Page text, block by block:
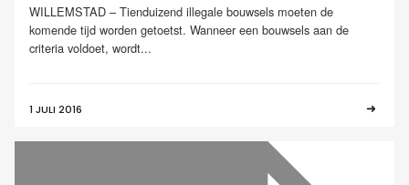
WILLEMSTAD – Tienduizend illegale bouwsels moeten de
komende tijd worden getoetst. Wanneer een bouwsels aan de
criteria voldoet, wordt...
1 JULI 2016